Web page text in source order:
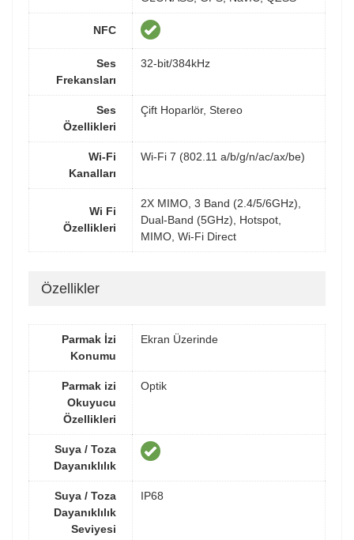
NFC
Ses
Frekansları
32-bit/384kHz
Ses
Özellikleri
Çift Hoparlör, Stereo
Wi-Fi
Kanalları
Wi-Fi 7 (802.11 a/b/g/n/ac/ax/be)
Wi Fi
Özellikleri
2X MIMO, 3 Band (2.4/5/6GHz),
Dual-Band (5GHz), Hotspot,
MIMO, Wi-Fi Direct
Özellikler
Parmak İzi
Konumu
Ekran Üzerinde
Parmak izi
Okuyucu
Özellikleri
Optik
Suya / Toza
Dayanıklılık
Suya / Toza
Dayanıklılık
Seviyesi
IP68